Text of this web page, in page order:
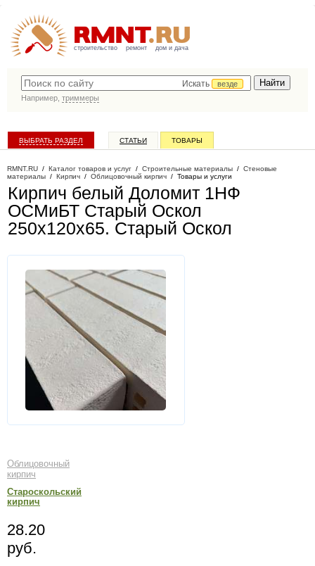
строительство ремонт дом и дача
Искать
везде
Например, триммеры
ВЫБРАТЬ РАЗДЕЛ СТАТЬИ ТОВАРЫ
RMNT.RU / Каталог товаров и услуг / Строительные материалы / Стеновые
материалы / Кирпич / Облицовочный кирпич / Товары и услуги
Кирпич белый Доломит 1НФ
ОСМиБТ Старый Оскол
250х120х65. Старый Оскол
Облицовочный
кирпич
Староскольский
кирпич
28.20
руб.